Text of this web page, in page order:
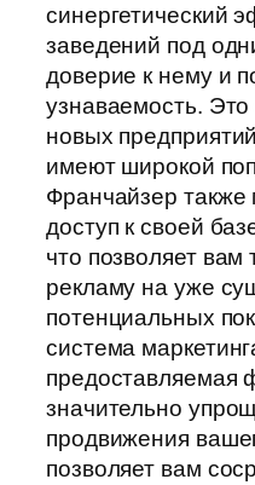
синергетический
заведений под
доверие к нему и
узнаваемость.
новых
имеют широкой
Франчайзер также
доступ к своей
что позволяет вам
рекламу на уже
потенциальных
система
предоставляемая
значительно
продвижения
позволяет вам